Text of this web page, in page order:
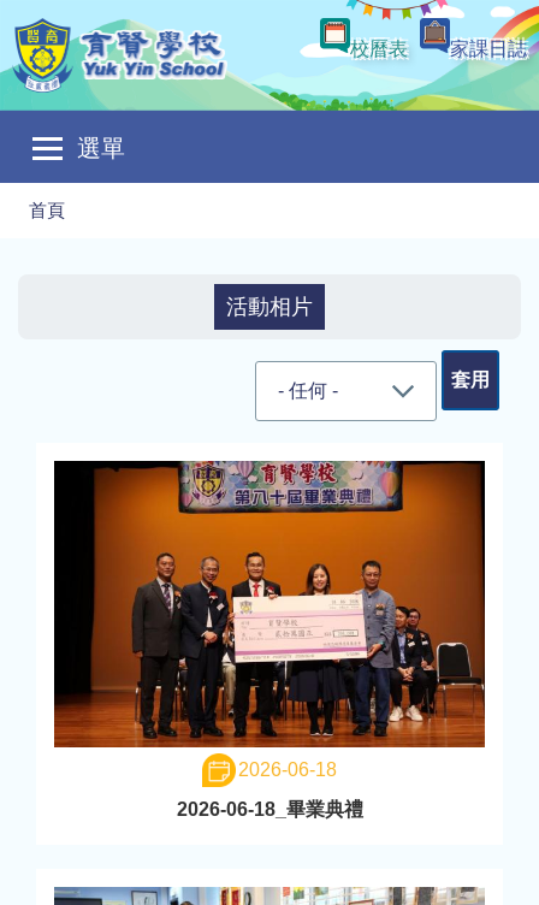
移至主內容
校曆表
家課日誌
選單
Main
navigation
導
首頁
活動相片
2026-06-18
2026-06-18_畢業典禮